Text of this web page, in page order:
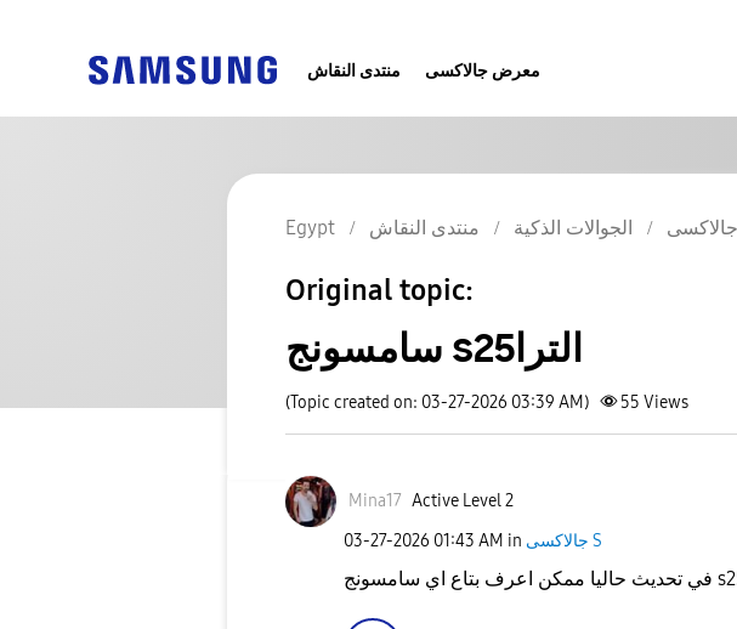
منتدى النقاش معرض جالاكسى
Egypt منتدى النقاش الجوالات الذكية
Original topic:
سامسونج s25الترا
(Topic created on: 03-27-2026 03:39 AM) 55 Views
Mina17 Active Level 2
‎03-27-2026 01:43 AM in جالاكسى S